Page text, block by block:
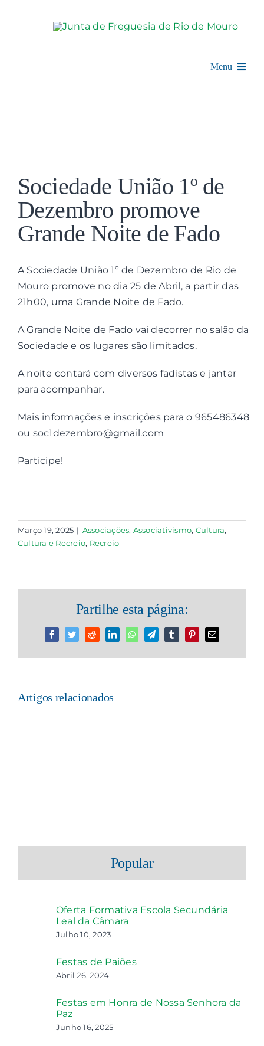
Menu
Balcão Digital
Notícias e Eventos
Contactos
Associações
Larger
Image
Sociedade União 1º de
Dezembro promove
Grande Noite de Fado
A Sociedade União 1º de Dezembro de Rio de
Mouro promove no dia 25 de Abril, a partir das
21h00, uma Grande Noite de Fado.
A Grande Noite de Fado vai decorrer no salão da
Sociedade e os lugares são limitados.
A noite contará com diversos fadistas e jantar
para acompanhar.
Mais informações e inscrições para o 965486348
ou soc1dezembro@gmail.com
Participe!
Março 19, 2025 | Associações, Associativismo, Cultura,
Cultura e Recreio, Recreio
Partilhe esta página:
FacebookTwitterRedditLinkedInWhatsAppTelegramTumblrPinterestEmail
Artigos relacionados
Popular
Oferta Formativa Escola Secundária
Leal da Câmara
Julho 10, 2023
Festas de Paiões
Abril 26, 2024
Festas em Honra de Nossa Senhora da
Paz
Junho 16, 2025